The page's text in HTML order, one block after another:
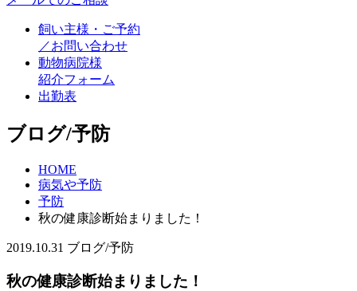
飼い主様・ご予約
／お問い合わせ
動物病院様
紹介フォーム
出勤表
ブログ/予防
HOME
病気や予防
予防
秋の健康診断始まりました！
2019.10.31 ブログ/予防
秋の健康診断始まりました！